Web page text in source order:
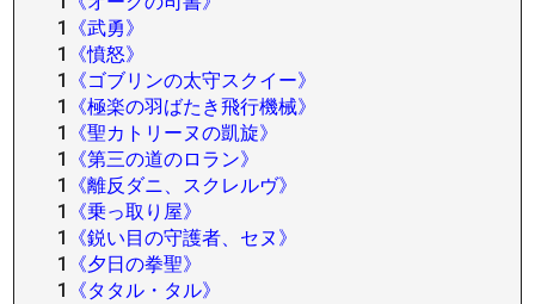
1
《武勇》
1
《憤怒》
1
《ゴブリンの太守スクイー》
1
《極楽の羽ばたき飛行機械》
1
《聖カトリーヌの凱旋》
1
《第三の道のロラン》
1
《離反ダニ、スクレルヴ》
1
《乗っ取り屋》
1
《鋭い目の守護者、セヌ》
1
《夕日の拳聖》
1
《タタル・タル》